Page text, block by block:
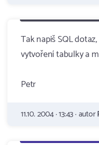
Tak napiš SQL
vytvoření tabulky a
Petr
11.10. 2004 · 13:43 · autor